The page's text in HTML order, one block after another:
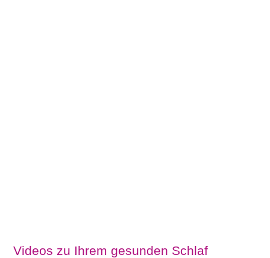
Videos zu Ihrem gesunden Schlaf